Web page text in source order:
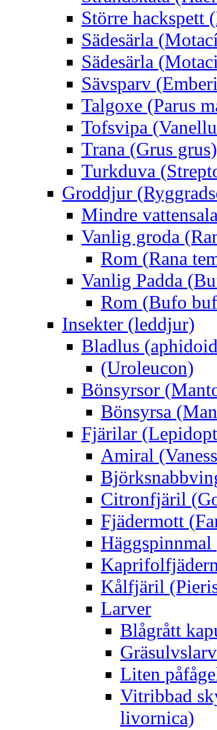
Större hackspett
Sädesärla
Sädesärla
Sävsparv
Talgoxe (Parus
Tofsvipa
Trana (Grus grus)
Turkduva
Groddjur
Mindre
Vanlig groda
Rom (Rana
Vanlig Padda
Rom (Bufo
Insekter (leddjur)
Bladlus
(Uroleucon)
Bönsyrsor
Bönsyrsa
Fjärilar
Amiral
Citronfjäril
Fjädermott
Kålfjäril
Larver
Blågrått
Liten
Vitribbad
livornica)